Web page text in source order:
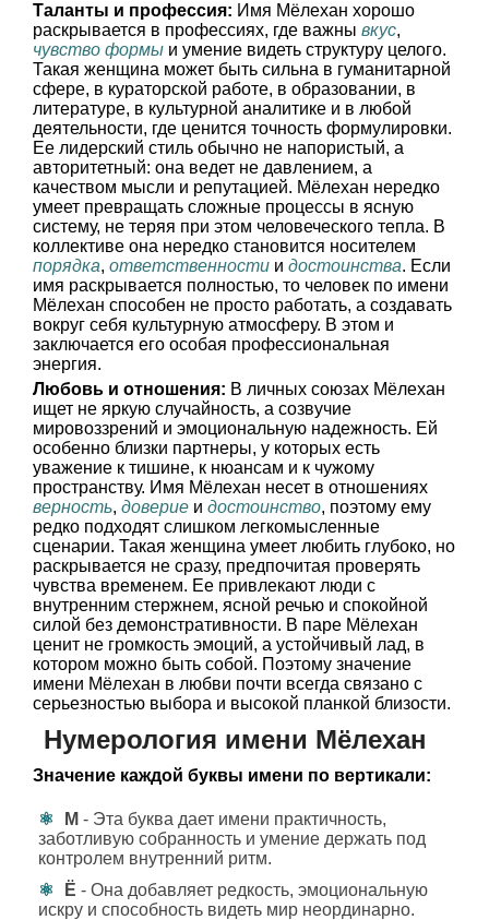
Таланты и профессия: Имя Мёлехан хорошо
раскрывается в профессиях, где важны вкус,
чувство формы и умение видеть структуру целого.
Такая женщина может быть сильна в гуманитарной
сфере, в кураторской работе, в образовании, в
литературе, в культурной аналитике и в любой
деятельности, где ценится точность формулировки.
Ее лидерский стиль обычно не напористый, а
авторитетный: она ведет не давлением, а
качеством мысли и репутацией. Мёлехан нередко
умеет превращать сложные процессы в ясную
систему, не теряя при этом человеческого тепла. В
коллективе она нередко становится носителем
порядка, ответственности и достоинства. Если
имя раскрывается полностью, то человек по имени
Мёлехан способен не просто работать, а создавать
вокруг себя культурную атмосферу. В этом и
заключается его особая профессиональная
энергия.
Любовь и отношения: В личных союзах Мёлехан
ищет не яркую случайность, а созвучие
мировоззрений и эмоциональную надежность. Ей
особенно близки партнеры, у которых есть
уважение к тишине, к нюансам и к чужому
пространству. Имя Мёлехан несет в отношениях
верность, доверие и достоинство, поэтому ему
редко подходят слишком легкомысленные
сценарии. Такая женщина умеет любить глубоко, но
раскрывается не сразу, предпочитая проверять
чувства временем. Ее привлекают люди с
внутренним стержнем, ясной речью и спокойной
силой без демонстративности. В паре Мёлехан
ценит не громкость эмоций, а устойчивый лад, в
котором можно быть собой. Поэтому значение
имени Мёлехан в любви почти всегда связано с
серьезностью выбора и высокой планкой близости.
Нумерология имени Мёлехан
Значение каждой буквы имени по вертикали:
М - Эта буква дает имени практичность,
заботливую собранность и умение держать под
контролем внутренний ритм.
Ё - Она добавляет редкость, эмоциональную
искру и способность видеть мир неординарно.